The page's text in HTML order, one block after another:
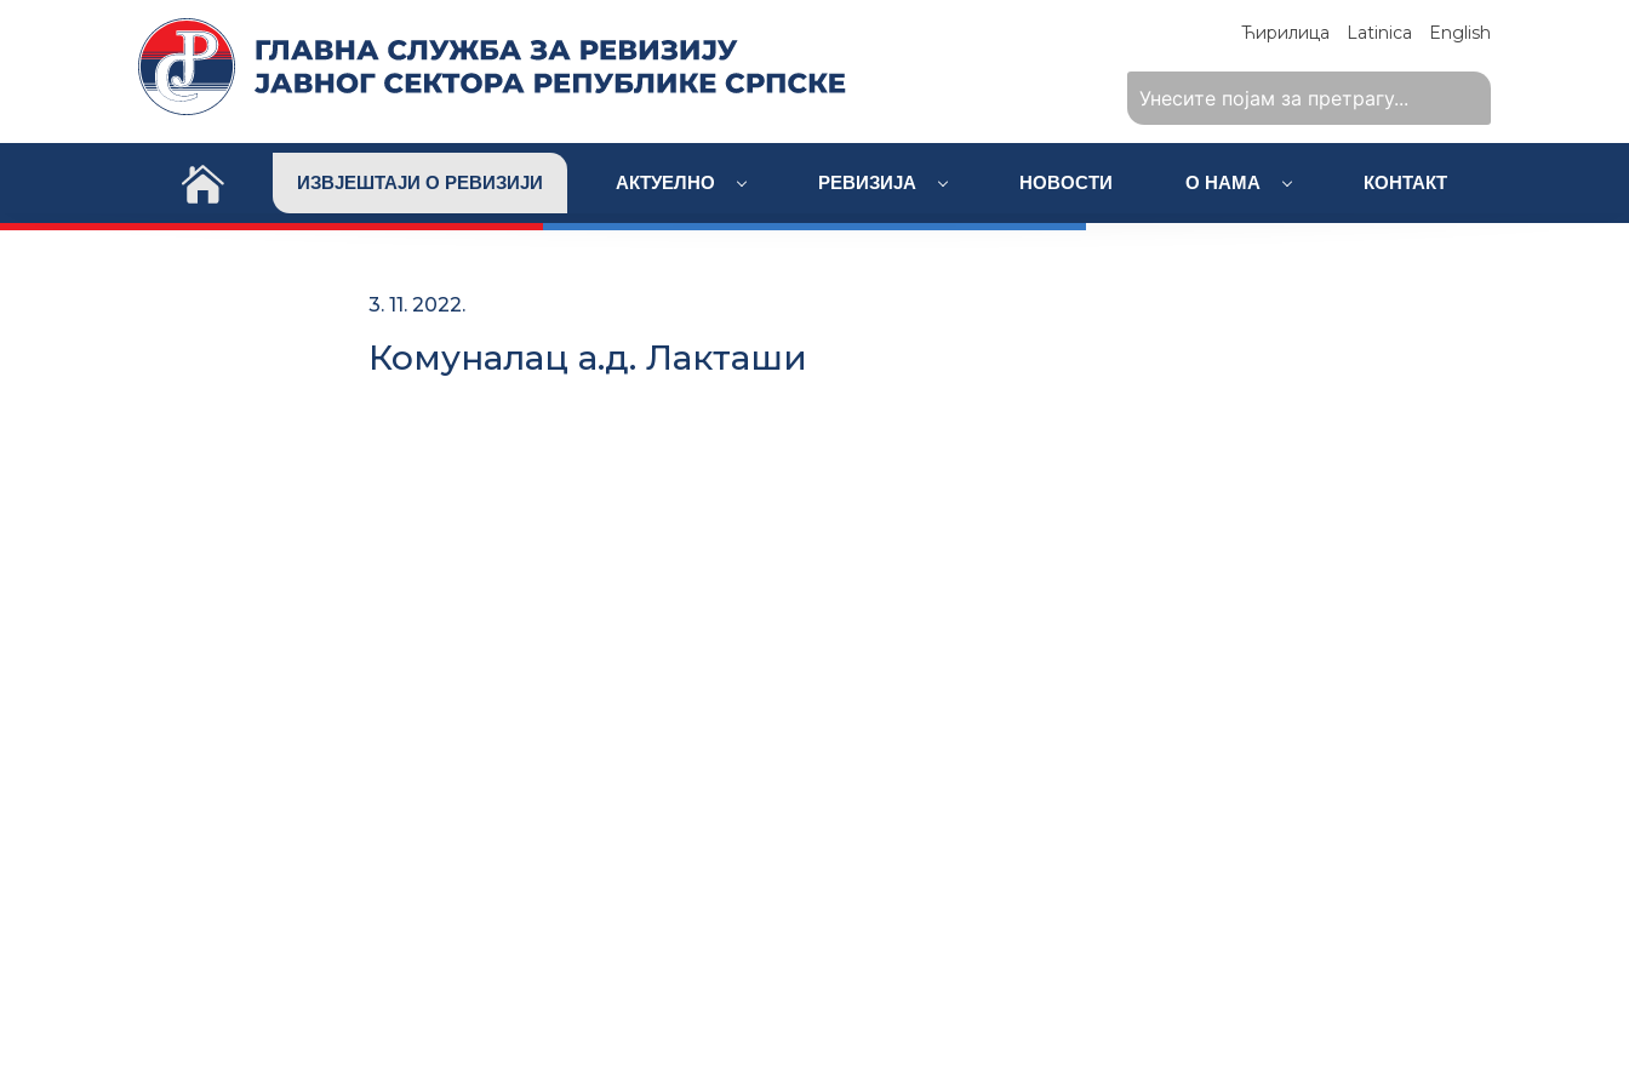
Ћирилица Latinica English
ИЗВЈЕШТАЈИ О РЕВИЗИЈИ АКТУЕЛНО РЕВИЗИЈА НОВОСТИ О НАМА КОНТАКТ
3. 11. 2022.
Комуналац а.д. Лакташи